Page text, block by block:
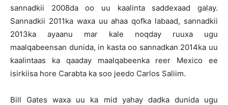
sannadkii 2008da oo uu kaalinta saddexaad galay.
Sannadkii 2011ka waxa uu ahaa qofka labaad, sannadkii
2013ka ayaanu mar kale noqday ruuxa ugu
maalqabeensan dunida, in kasta oo sannadkan 2014ka uu
kaalintaas ka qaaday maalqabeenka reer Mexico ee
isirkiisa hore Carabta ka soo jeedo Carlos Saliim.
Bill Gates waxa uu ka mid yahay dadka dunida ugu